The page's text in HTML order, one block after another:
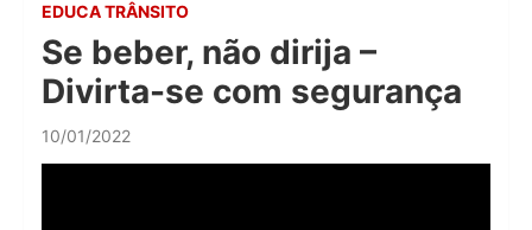
EDUCA TRÂNSITO
Se beber, não dirija –
Divirta-se com segurança
10/01/2022